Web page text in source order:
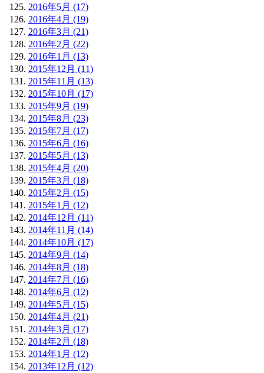
2016年5月 (17)
2016年4月 (19)
2016年3月 (21)
2016年2月 (22)
2016年1月 (13)
2015年12月 (11)
2015年11月 (13)
2015年10月 (17)
2015年9月 (19)
2015年8月 (23)
2015年7月 (17)
2015年6月 (16)
2015年5月 (13)
2015年4月 (20)
2015年3月 (18)
2015年2月 (15)
2015年1月 (12)
2014年12月 (11)
2014年11月 (14)
2014年10月 (17)
2014年9月 (14)
2014年8月 (18)
2014年7月 (16)
2014年6月 (12)
2014年5月 (15)
2014年4月 (21)
2014年3月 (17)
2014年2月 (18)
2014年1月 (12)
2013年12月 (12)